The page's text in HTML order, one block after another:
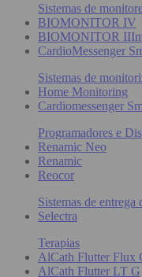
Sistemas de
BIOMONITOR IV
BIOMONITOR
CardioMessenger
Sistemas de
Home Monitoring
Cardiomessenger
Programadores e
Renamic Neo
Renamic
Reocor
Sistemas de entrega
Selectra
Terapias
AlCath Flutter Flux
AlCath Flutter LT G